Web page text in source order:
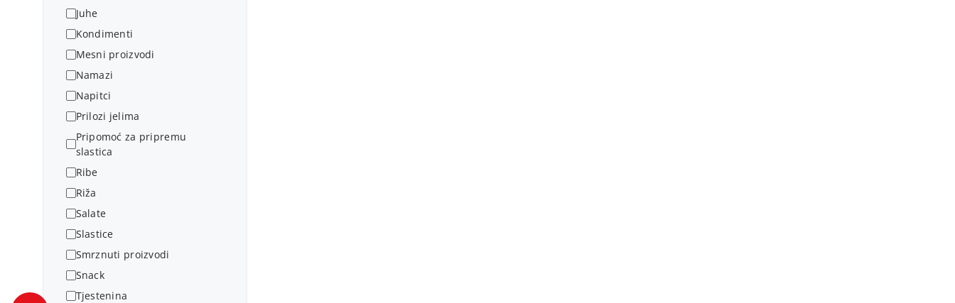
Juhe
Kondimenti
Mesni proizvodi
Namazi
Napitci
Prilozi jelima
Pripomoć za pripremu
slastica
Ribe
Riža
Salate
Slastice
Smrznuti proizvodi
Snack
Tjestenina